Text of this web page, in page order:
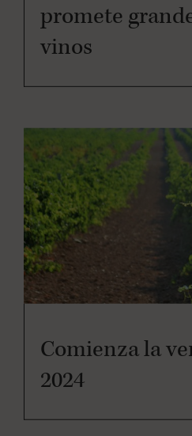
promete
vinos
Comienza la
2024